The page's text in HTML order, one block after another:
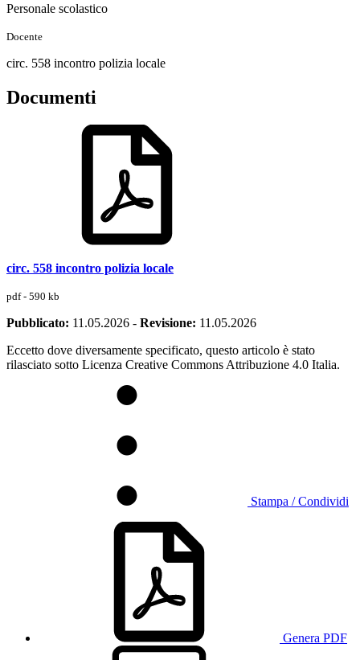
Personale scolastico
Docente
circ. 558 incontro polizia locale
Documenti
circ. 558 incontro polizia locale
pdf - 590 kb
Pubblicato: 11.05.2026 - Revisione: 11.05.2026
Eccetto dove diversamente specificato, questo articolo è stato
rilasciato sotto Licenza Creative Commons Attribuzione 4.0 Italia.
Stampa / Condividi
Genera PDF